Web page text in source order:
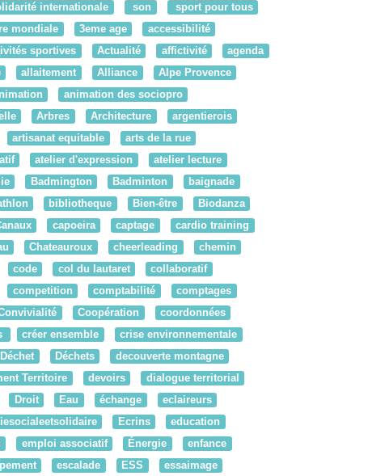
internationale son
sport pour tous
mondiale 3eme age
accessibilité
sportives Actualité affictivité
agenda
allaitement Alliance
Alpe Provence
animation des sociopro
Arbres Architecture
argentierois
artisanat equitable
arts de la rue
atelier d'expression
atelier lecture
Badmington Badminton
baignade
bibliotheque Bien-être
Biodanza
capoeira captage
cardio training
Chateauroux cheerleading
chemin
code col du lautaret
collaboratif
competition comptabilité
comptages
Coopération
coordonnées
créer ensemble
crise environnementale
Déchet Déchets
decouverte montagne
Territoire devoirs
dialogue territorial
Droit Eau échange
eclaireurs
Ecrins
education
emploi associatif Énergie
enfance
escalade ESS
essaimage